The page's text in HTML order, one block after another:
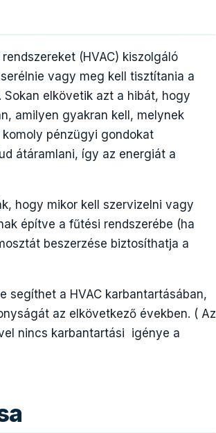
(HVAC) kiszolgáló
vagy meg kell tisztítania a
elkövetik azt a hibát, hogy
amilyen gyakran kell, melynek
pénzügyi gondokat
átáramlani, így az energiát a
hogy mikor kell szervizelni vagy
építve a fűtési rendszerébe (ha
beszerzése biztosíthatja a
segíthet a HVAC karbantartásában,
az elkövetkező években. ( Az
nincs karbantartási igénye a